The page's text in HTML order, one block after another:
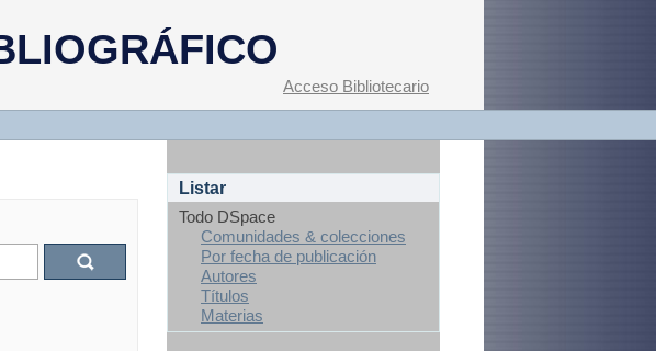
Acceso Bibliotecario
Listar
Todo DSpace
Comunidades & colecciones
Por fecha de publicación
Autores
Títulos
Materias